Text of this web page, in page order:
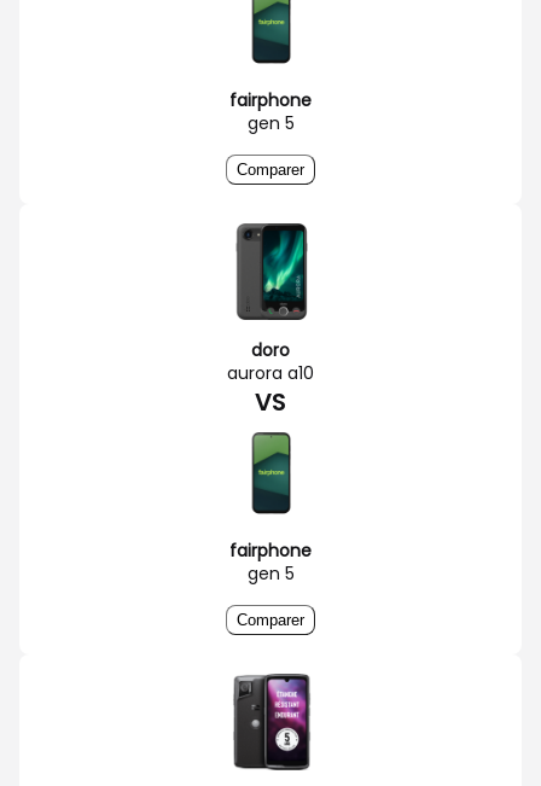
fairphone
gen 5
Comparer
doro
aurora a10
VS
fairphone
gen 5
Comparer